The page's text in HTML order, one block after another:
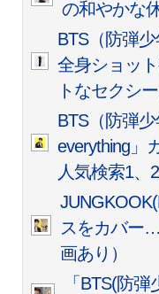
の和やかな
BTS（防弾
全身ショッ
トなセクシ
BTS（防弾
everything」
人気検索1、
スをカバー
画あり）
「BTS(防